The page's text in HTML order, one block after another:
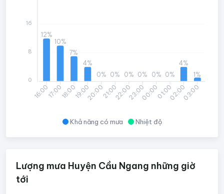
Khả năng có mưa Nhiệt độ
16:0017:0018:0019:0020:0021:0022:0023:0000:0001:0002:0003:00
12%
10%
7%
4%
0% 0% 0% 0% 0% 0%
4%
1%
16
8
0
Lượng mưa Huyện Cầu Ngang những giờ
tới